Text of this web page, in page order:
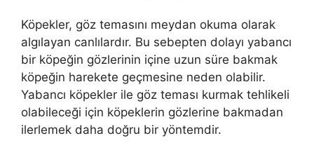
Köpekler, göz temasını meydan okuma olarak
algılayan canlılardır. Bu sebepten dolayı yabancı
bir köpeğin gözlerinin içine uzun süre bakmak
köpeğin harekete geçmesine neden olabilir.
Yabancı köpekler ile göz teması kurmak tehlikeli
olabileceği için köpeklerin gözlerine bakmadan
ilerlemek daha doğru bir yöntemdir.